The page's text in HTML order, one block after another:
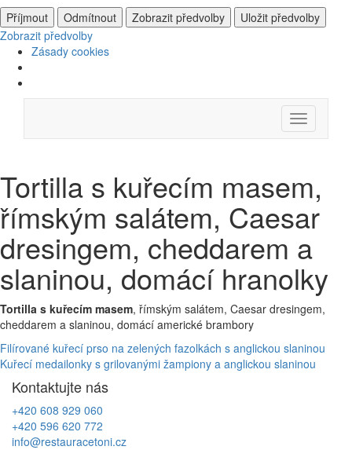
Příjmout
Odmítnout Zobrazit předvolby
Uložit předvolby
Zobrazit předvolby
Zásady cookies
content
Menu
Tortilla s kuřecím masem,
římským salátem, Caesar
dresingem, cheddarem a
slaninou, domácí hranolky
Tortilla s kuřecím masem, římským salátem, Caesar dresingem,
cheddarem a slaninou, domácí americké brambory
Navigace
pro
příspěvek
Filírované kuřecí prso na zelených fazolkách s anglickou slaninou
Kuřecí medailonky s grilovanými žampiony a anglickou slaninou
Kontaktujte nás
+420 608 929 060
+420 596 620 772
info@restauracetoni.cz